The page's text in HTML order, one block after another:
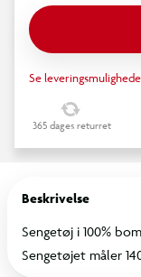
Se
365 dages returret
Beskrivelse
Sengetøj i 100%
Sengetøjet måler